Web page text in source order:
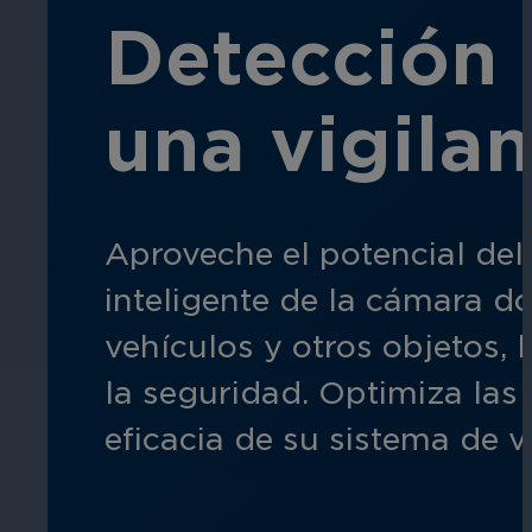
Educación
Garantice la seguridad en
Hostelería
Mejore la seguridad de los
áreas de su propiedad.
una
Aproveche el potencial
inteligente de la cámara
vehículos y otros objetos,
la seguridad. Optimiza
eficacia de su sistema de